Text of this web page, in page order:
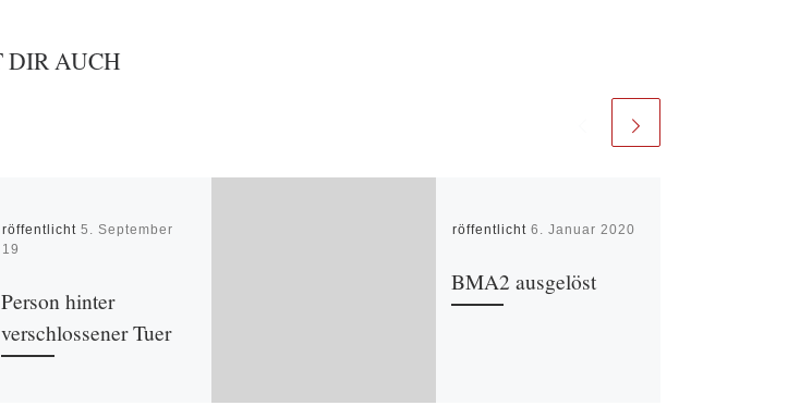
DIR AUCH
5. September
Person hinter
verschlossener Tuer
Veröffentlicht 6. Januar 2020
BMA2 ausgelöst